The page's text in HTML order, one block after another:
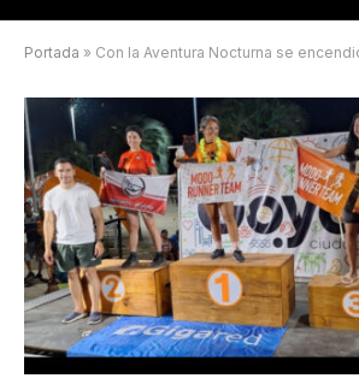
Portada » Con la Aventura Nocturna se encendió la